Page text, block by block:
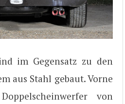
im Gegensatz zu den
aus Stahl gebaut. Vorne
von